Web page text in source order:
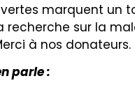
marquent un
recherche sur la
à nos donateurs.
parle :